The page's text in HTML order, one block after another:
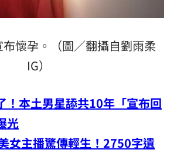
懷孕。（圖／翻攝自劉雨柔
IG）
！本土男星舔共10年「宣布回
光
女主播驚傳輕生！2750字遺